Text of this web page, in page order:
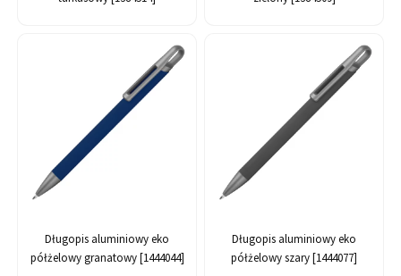
Długopis aluminiowy eko
półżelowy granatowy [1444044]
Długopis aluminiowy eko
półżelowy szary [1444077]